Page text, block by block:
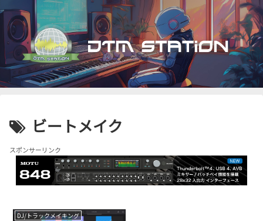
ビートメイク
スポンサーリンク
DJ/トラックメイキング